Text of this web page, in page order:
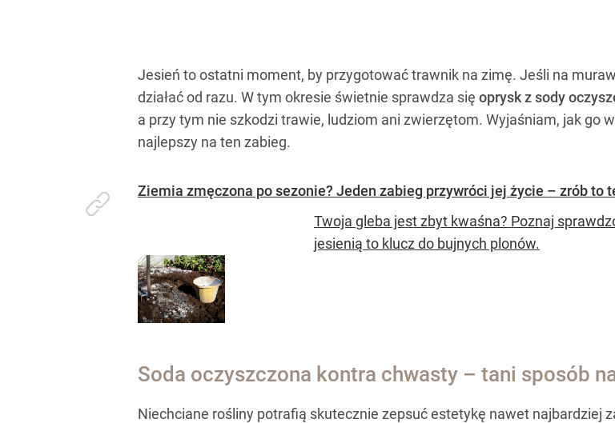
Jesień to ostatni moment, by przygotować trawnik na zimę. Jeśli na
działać od razu. W tym okresie świetnie sprawdza się oprysk z sody
a przy tym nie szkodzi trawie, ludziom ani zwierzętom. Wyjaśniam, jak go
najlepszy na ten zabieg.
Ziemia zmęczona po sezonie? Jeden zabieg przywróci jej życie – zrób to
Twoja gleba jest zbyt kwaśna? Poznaj
jesienią to klucz do bujnych plonów.
Soda oczyszczona kontra chwasty – tani sposób
Niechciane rośliny potrafią skutecznie zepsuć estetykę nawet najbardziej